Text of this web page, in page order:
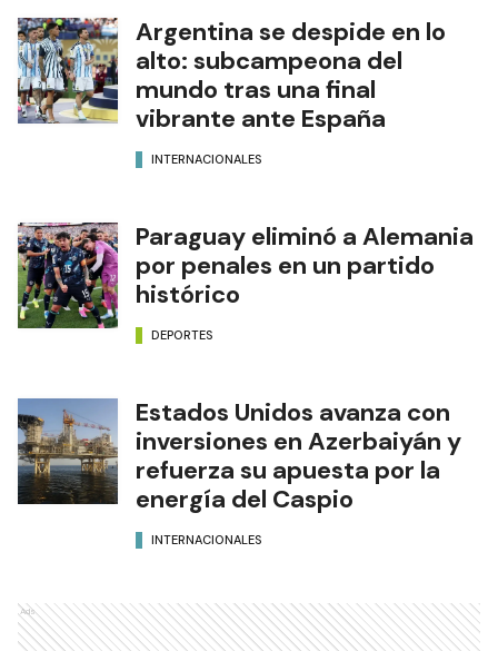
Argentina se despide en lo
alto: subcampeona del
mundo tras una final
vibrante ante España
INTERNACIONALES
Paraguay eliminó a Alemania
por penales en un partido
histórico
DEPORTES
Estados Unidos avanza con
inversiones en Azerbaiyán y
refuerza su apuesta por la
energía del Caspio
INTERNACIONALES
Ads